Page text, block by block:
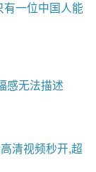
有一位中国人能
感无法描述
清视频秒开,超